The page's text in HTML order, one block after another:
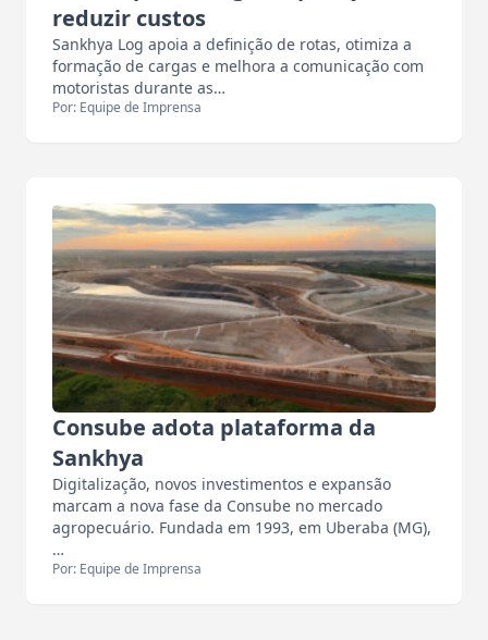
reduzir custos
Sankhya Log apoia a definição de rotas, otimiza a
formação de cargas e melhora a comunicação com
motoristas durante as…
Por: Equipe de Imprensa
Consube adota plataforma da
Sankhya
Digitalização, novos investimentos e expansão
marcam a nova fase da Consube no mercado
agropecuário. Fundada em 1993, em Uberaba (MG),
…
Por: Equipe de Imprensa